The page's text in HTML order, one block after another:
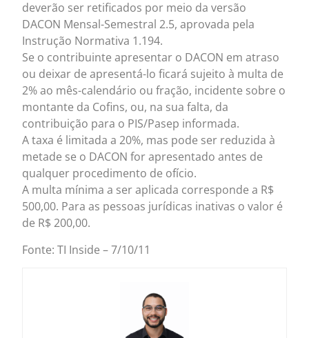
deverão ser retificados por meio da versão
DACON Mensal-Semestral 2.5, aprovada pela
Instrução Normativa 1.194.
Se o contribuinte apresentar o DACON em atraso
ou deixar de apresentá-lo ficará sujeito à multa de
2% ao mês-calendário ou fração, incidente sobre o
montante da Cofins, ou, na sua falta, da
contribuição para o PIS/Pasep informada.
A taxa é limitada a 20%, mas pode ser reduzida à
metade se o DACON for apresentado antes de
qualquer procedimento de ofício.
A multa mínima a ser aplicada corresponde a R$
500,00. Para as pessoas jurídicas inativas o valor é
de R$ 200,00.
Fonte: TI Inside – 7/10/11